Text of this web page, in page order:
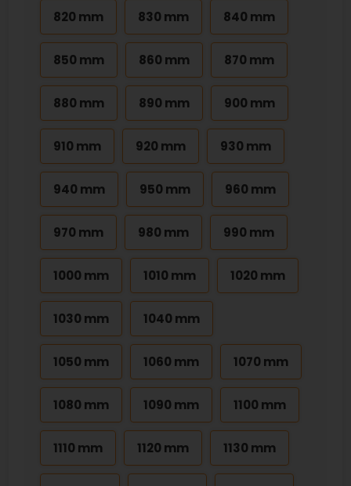
820 mm 830 mm 840 mm
850 mm 860 mm 870 mm
880 mm 890 mm 900 mm
910 mm 920 mm 930 mm
940 mm 950 mm 960 mm
970 mm 980 mm 990 mm
1000 mm 1010 mm 1020 mm
1030 mm 1040 mm
1050 mm 1060 mm 1070 mm
1080 mm 1090 mm 1100 mm
1110 mm 1120 mm 1130 mm